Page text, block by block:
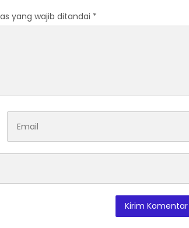
yang wajib ditandai *